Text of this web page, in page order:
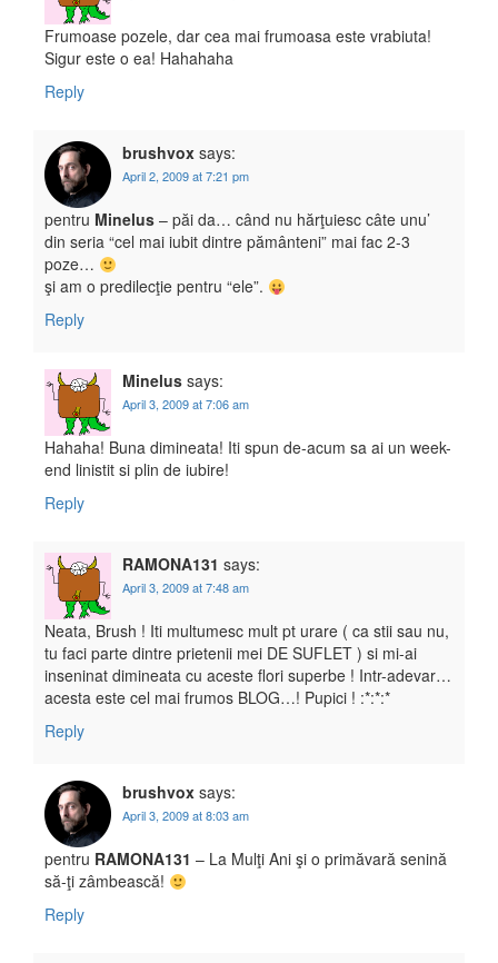
Frumoase pozele, dar cea mai frumoasa este vrabiuta!
Sigur este o ea! Hahahaha
Reply
brushvox says:
April 2, 2009 at 7:21 pm
pentru Minelus – păi da… când nu hărţuiesc câte unu’
din seria “cel mai iubit dintre pământeni” mai fac 2-3
poze…
şi am o predilecţie pentru “ele”.
Reply
Minelus says:
April 3, 2009 at 7:06 am
Hahaha! Buna dimineata! Iti spun de-acum sa ai un week-
end linistit si plin de iubire!
Reply
RAMONA131 says:
April 3, 2009 at 7:48 am
Neata, Brush ! Iti multumesc mult pt urare ( ca stii sau nu,
tu faci parte dintre prietenii mei DE SUFLET ) si mi-ai
inseninat dimineata cu aceste flori superbe ! Intr-adevar…
acesta este cel mai frumos BLOG…! Pupici ! :*:*:*
Reply
brushvox says:
April 3, 2009 at 8:03 am
pentru RAMONA131 – La Mulţi Ani şi o primăvară senină
să-ţi zâmbească!
Reply